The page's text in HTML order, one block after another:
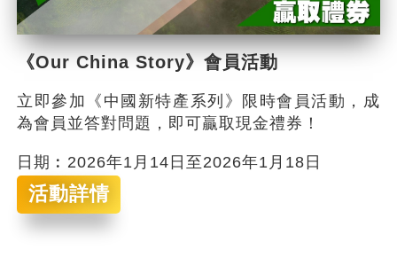
《Our China Story》會員活動
立即參加《中國新特產系列》限時會員活動，成
為會員並答對問題，即可贏取現金禮券！
日期︰2026年1月14日至2026年1月18日
活動詳情